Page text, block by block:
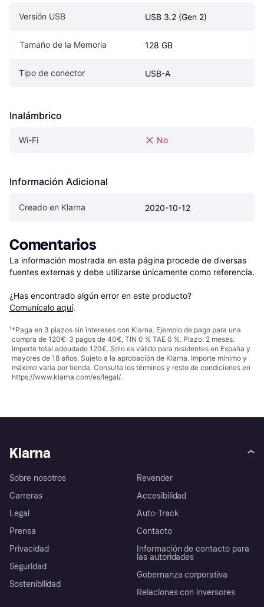
Versión USB USB 3.2 (Gen 2)
Tamaño de la Memoria 128 GB
Tipo de conector USB-A
Inalámbrico
Wi-Fi No
Información Adicional
Creado en Klarna 2020-10-12
Comentarios
La información mostrada en esta página procede de diversas
fuentes externas y debe utilizarse únicamente como referencia.
¿Has encontrado algún error en este producto?
Comunícalo aquí.
¹*Paga en 3 plazos sin intereses con Klarna. Ejemplo de pago para una
compra de 120€: 3 pagos de 40€, TIN 0 % TAE 0 %. Plazo: 2 meses.
Importe total adeudado 120€. Solo es válido para residentes en España y
mayores de 18 años. Sujeto a la aprobación de Klarna. Importe mínimo y
máximo varía por tienda. Consulta los términos y resto de condiciones en
https://www.klarna.com/es/legal/.
Klarna
Sobre nosotros
Carreras
Legal
Prensa
Privacidad
Seguridad
Sostenibilidad
Revender
Accesibilidad
Auto-Track
Contacto
Información de contacto para
las autoridades
Gobernanza corporativa
Relaciones con inversores